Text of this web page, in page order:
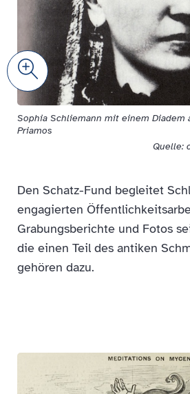
Zoom
Quelle:
Sophia Schliemann mit einem Diadem
Priamos
Den Schatz-Fund begleitet
engagierten
Grabungsberichte und Fotos
die einen Teil des antiken
gehören dazu.